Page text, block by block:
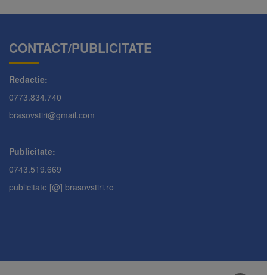
CONTACT/PUBLICITATE
Redactie:
0773.834.740
brasovstiri@gmail.com
Publicitate:
0743.519.669
publicitate [@] brasovstiri.ro